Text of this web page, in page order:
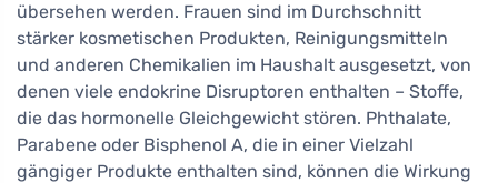
übersehen werden. Frauen sind im Durchschnitt
stärker kosmetischen Produkten, Reinigungsmitteln
und anderen Chemikalien im Haushalt ausgesetzt, von
denen viele endokrine Disruptoren enthalten – Stoffe,
die das hormonelle Gleichgewicht stören. Phthalate,
Parabene oder Bisphenol A, die in einer Vielzahl
gängiger Produkte enthalten sind, können die Wirkung